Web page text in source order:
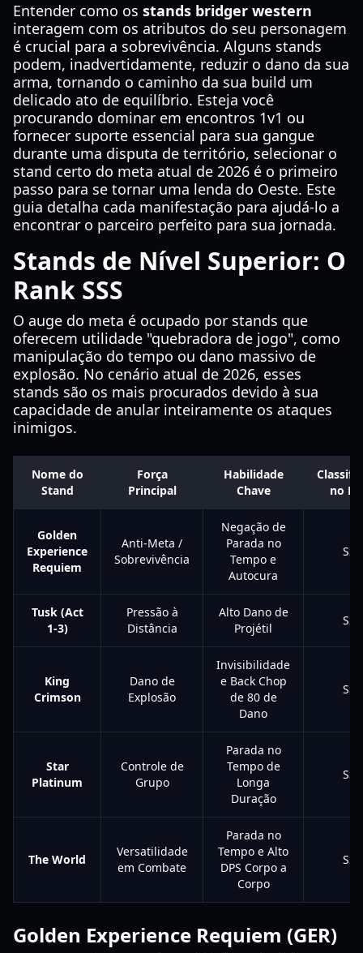
Entender como os stands bridger western
interagem com os atributos do seu personagem
é crucial para a sobrevivência. Alguns stands
podem, inadvertidamente, reduzir o dano da sua
arma, tornando o caminho da sua build um
delicado ato de equilíbrio. Esteja você
procurando dominar em encontros 1v1 ou
fornecer suporte essencial para sua gangue
durante uma disputa de território, selecionar o
stand certo do meta atual de 2026 é o primeiro
passo para se tornar uma lenda do Oeste. Este
guia detalha cada manifestação para ajudá-lo a
encontrar o parceiro perfeito para sua jornada.
Stands de Nível Superior: O
Rank SSS
O auge do meta é ocupado por stands que
oferecem utilidade "quebradora de jogo", como
manipulação do tempo ou dano massivo de
explosão. No cenário atual de 2026, esses
stands são os mais procurados devido à sua
capacidade de anular inteiramente os ataques
inimigos.
Nome do
Stand
Força
Principal
Habilidade
Chave
no
Golden
Experience
Requiem
Anti-Meta /
Sobrevivência
Negação de
Parada no
Tempo e
Autocura
SSS
Tusk (Act
1-3)
Pressão à
Distância
Alto Dano de
Projétil
SSS
King
Crimson
Dano de
Explosão
Invisibilidade
e Back Chop
de 80 de
Dano
SSS
Star
Platinum
Controle de
Grupo
Parada no
Tempo de
Longa
Duração
SSS
The World
Versatilidade
em Combate
Parada no
Tempo e Alto
DPS Corpo a
Corpo
SSS
Golden Experience Requiem (GER)